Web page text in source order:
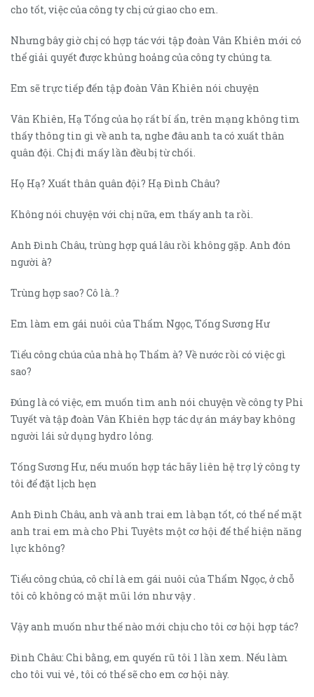
cho tốt, việc của công ty chị cứ giao cho em.
Nhưng bây giờ chị có hợp tác với tập đoàn Vân Khiên mới có
thể giải quyết được khủng hoảng của công ty chúng ta.
Em sẽ trực tiếp đến tập đoàn Vân Khiên nói chuyện
Vân Khiên, Hạ Tổng của họ rất bí ẩn, trên mạng không tìm
thấy thông tin gì về anh ta, nghe đâu anh ta có xuất thân
quân đội. Chị đi mấy lần đều bị từ chối.
Họ Hạ? Xuất thân quân đội? Hạ Đình Châu?
Không nói chuyện với chị nữa, em thấy anh ta rồi.
Anh Đình Châu, trùng hợp quá lâu rồi không gặp. Anh đón
người à?
Trùng hợp sao? Cô là..?
Em làm em gái nuôi của Thẩm Ngọc, Tống Sương Hư
Tiểu công chúa của nhà họ Thẩm à? Về nước rồi có việc gì
sao?
Đúng là có việc, em muốn tìm anh nói chuyện về công ty Phi
Tuyết và tập đoàn Vân Khiên hợp tác dự án máy bay không
người lái sử dụng hydro lỏng.
Tống Sương Hư, nếu muốn hợp tác hãy liên hệ trợ lý công ty
tôi để đặt lịch hẹn
Anh Đình Châu, anh và anh trai em là bạn tốt, có thể nể mặt
anh trai em mà cho Phi Tuyêts một cơ hội để thể hiện năng
lực không?
Tiểu công chúa, cô chỉ là em gái nuôi của Thẩm Ngọc, ở chỗ
tôi cô không có mặt mũi lớn như vậy .
Vậy anh muốn như thế nào mới chịu cho tôi cơ hội hợp tác?
Đình Châu: Chi bằng, em quyến rũ tôi 1 lần xem. Nếu làm
cho tôi vui vẻ , tôi có thể sẽ cho em cơ hội này.